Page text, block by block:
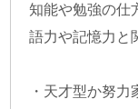
知能や勉強の仕
語力や記憶力と
・天才型か努